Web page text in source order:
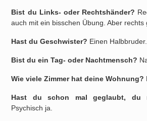
Bist du Links- oder Rechtshänder?
auch mit ein bisschen Übung. Aber rechts
Hast du Geschwister? Einen Halbbruder.
Bist du ein Tag- oder Nachtmensch?
Wie viele Zimmer hat deine Wohnung?
Hast du schon mal geglaubt, du
Psychisch ja.